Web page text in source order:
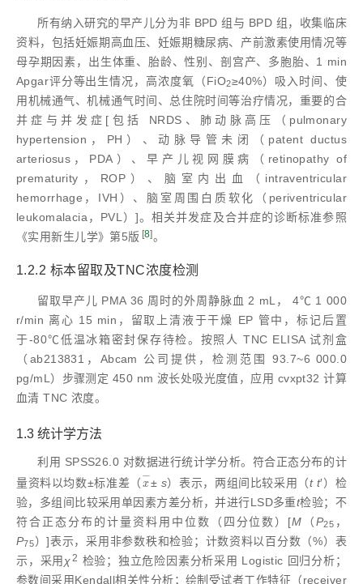
所有纳入研究的早产儿分为非 BPD 组与 BPD 组，收集临床
资料，包括妊娠期高血压、妊娠期糖尿病、产前激素使用情况等
母孕期因素，出生体重、胎龄、性别、剖宫产、多胞胎、1 min
Apgar评分等出生情况，高浓度氧（FiO2≥40%）吸入时间、使
用机械通气、机械通气时间、总住院时间等治疗情况，重要的合
并症与并发症[包括 NRDS、肺动脉高压（pulmonary
hypertension，PH）、动脉导管未闭（patent ductus
arteriosus，PDA）、早产儿视网膜病（retinopathy of
prematurity，ROP）、脑室内出血（intraventricular
hemorrhage，IVH）、脑室周围白质软化（periventricular
leukomalacia，PVL）]。相关并发症及合并症的诊断标准参照
《实用新生儿学》第5版 [8]。
1.2.2 标本留取及TNC浓度检测
留取早产儿 PMA 36 周时的外周静脉血 2 mL， 4℃ 1 000
r/min 离心 15 min，留取上清液于干燥 EP 管中，标记后置
于-80℃低温冰箱密封保存待检。按照人 TNC ELISA 试剂盒
（ab213831，Abcam 公司提供，检测范围 93.7~6 000.0
pg/mL）步骤测定 450 nm 波长处吸光度值，应用 cvxpt32 计算
血清 TNC 浓度。
1.3 统计学方法
利用 SPSS26.0 对数据进行统计学分析。符合正态分布的计
量资料以均数±标准差（ x
−
x-± s）表示，两组间比较采用（t t′）检
验，多组间比较采用单因素方差分析，并进行LSD多重t检验；不
符合正态分布的计量资料用中位数（四分位数）[M （P25 ，
P75）]表示，采用非参数秩和检验；计数资料以百分数（%）表
示，采用 χ 2 检验；独立危险因素分析采用 Logistic 回归分析；
参数间采用Kendall相关性分析；绘制受试者工作特征（receiver